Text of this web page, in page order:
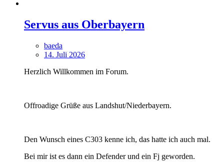
Servus aus Oberbayern
baeda
14. Juli 2026
Herzlich Willkommen im Forum.
Offroadige Grüße aus Landshut/Niederbayern.
Den Wunsch eines C303 kenne ich, das hatte ich auch mal.
Bei mir ist es dann ein Defender und ein Fj geworden.